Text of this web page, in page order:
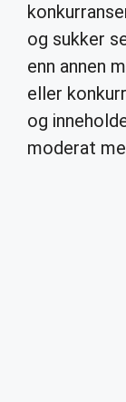
og sukker
enn annen
eller
og
moderat